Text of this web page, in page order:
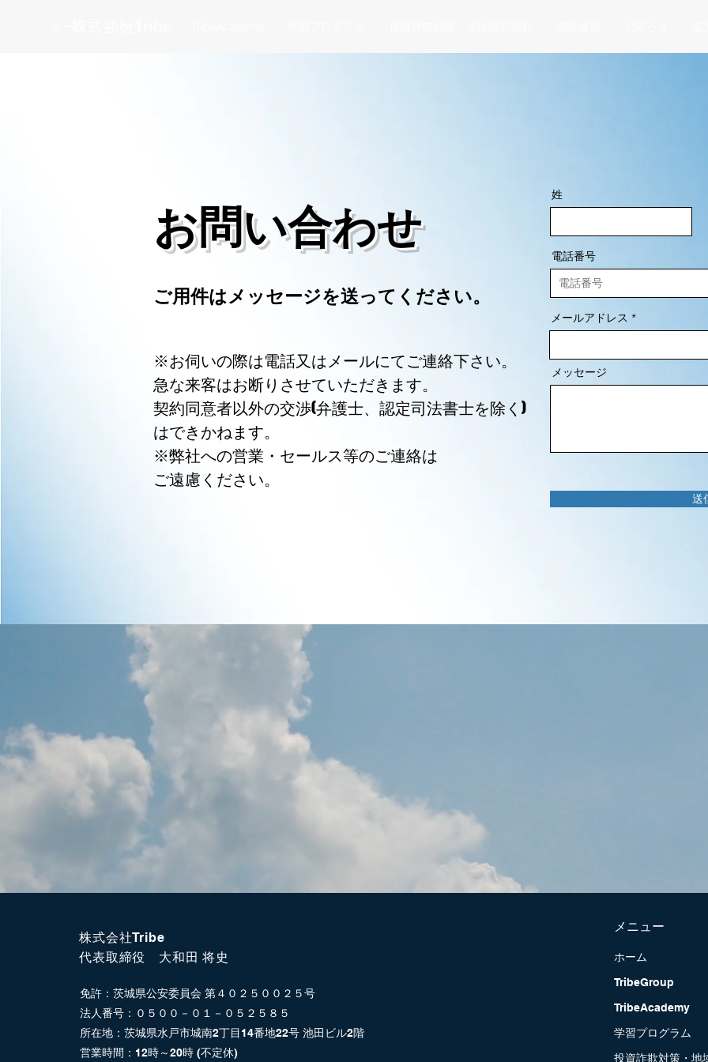
​お問い合わせ
​ご用件はメッセージを送ってください。
※お伺いの際は電話又はメールにてご連絡下さい。​
急な来客はお断りさせていただきます。
契約同意者以外の交渉(弁護士、認定司法書士を除く)​
はできかねます。
※弊社への営業・セールス等のご連絡は
​ご遠慮ください。
姓
電話番号
メールアドレス
メッセージ
送
株式会社Tribe
​代表取締役 大和田 将史
​免許：茨城県公安委員会 第４０２５００２５号
法人番号：０５００－０１－０５２５８５
所在地：茨城県水戸市城南2丁目14番地22号 池田ビル​2階
営業時間：12時～20時​ (不定休)
メニュー
ホーム
TribeGroup
TribeAcademy
学習プログラム
投資詐欺対策・地